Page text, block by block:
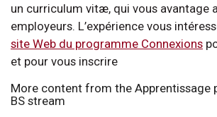
un curriculum vitæ, qui vous avantage
employeurs. L’expérience vous
site Web du programme Connexions
et pour vous inscrire
More content from the Apprentissage
BS stream